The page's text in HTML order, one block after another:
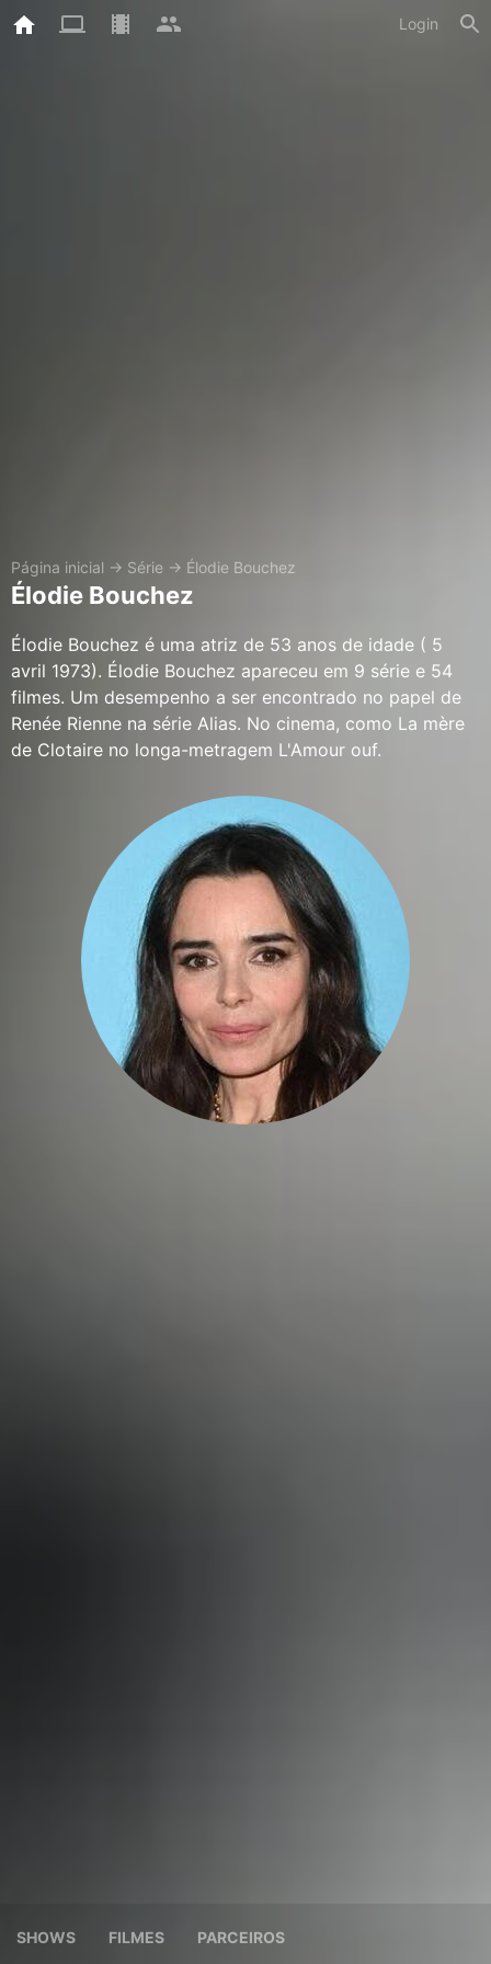
Login
Página inicial → Série → Élodie Bouchez
Élodie Bouchez
Élodie Bouchez é uma atriz de 53 anos de idade ( 5
avril 1973). Élodie Bouchez apareceu em 9 série e 54
filmes. Um desempenho a ser encontrado no papel de
Renée Rienne na série Alias. No cinema, como La mère
de Clotaire no longa-metragem L'Amour ouf.
SHOWS FILMES PARCEIROS